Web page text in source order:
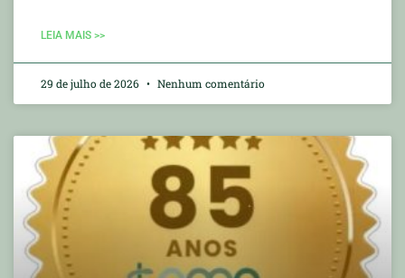
LEIA MAIS >>
29 de julho de 2026 Nenhum comentário